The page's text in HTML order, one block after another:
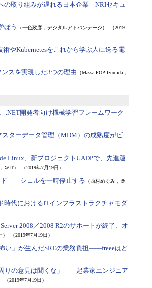
の取り組みが遅れる日本企業 NRIセキュ
ぼう （一色政彦，デジタルアドバンテージ） （2019
術やKubernetesをこれから学ぶ人に送る電
スを実現した3つの理由 （Massa POP Izumida，
.NET開発者向け機械学習フレームワーク
スターデータ管理（MDM）の成熟度がビ
Linux、新プロジェクトUADPで、先進運
＠IT） （2019年7月19日）
ド――シェルを一時停止する （西村めぐみ，＠
時代におけるITインフラストラクチャモダ
Server 2008／2008 R2のサポートが終了、オ
（2019年7月19日）
怖い」が生んだSREの業務負担――freeeはど
周りの意見は聞くな」――起業家エンジニア
（2019年7月19日）